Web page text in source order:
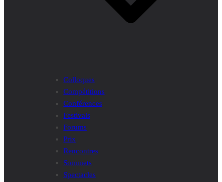
Colloques
Compétitions
Conférences
Festivals
Forums
Prix
Rencontres
Sommets
Spectacles